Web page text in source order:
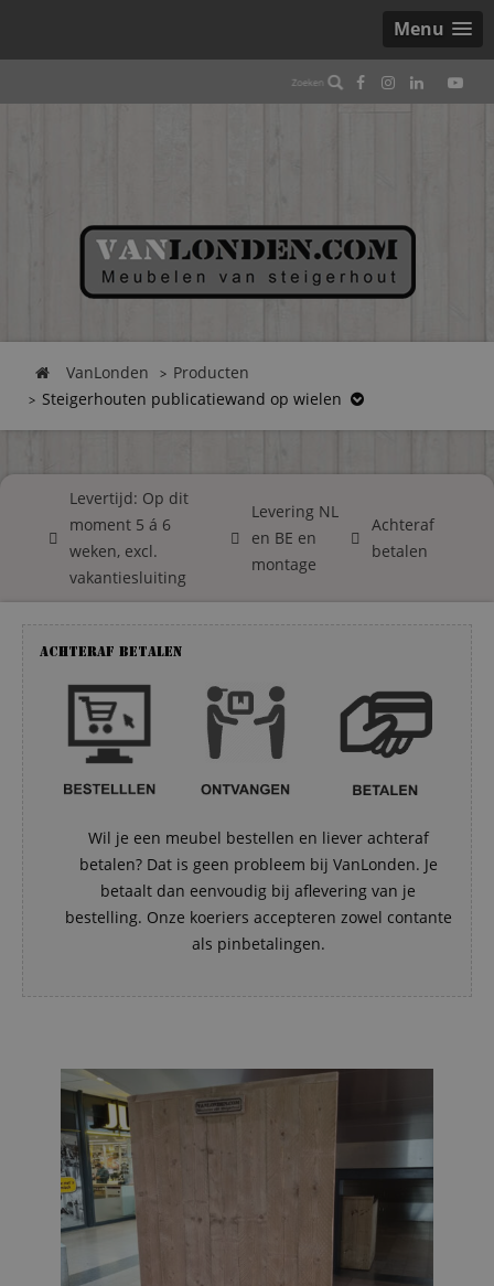
Menu
VanLonden
Producten
Steigerhouten publicatiewand op wielen
Levertijd: Op dit
moment 5 á 6
weken, excl.
vakantiesluiting
Levering NL
en BE en
montage
Achteraf
betalen
Achteraf betalen
Wil je een meubel bestellen en liever achteraf
betalen? Dat is geen probleem bij VanLonden. Je
betaalt dan eenvoudig bij aflevering van je
bestelling. Onze koeriers accepteren zowel contante
als pinbetalingen.